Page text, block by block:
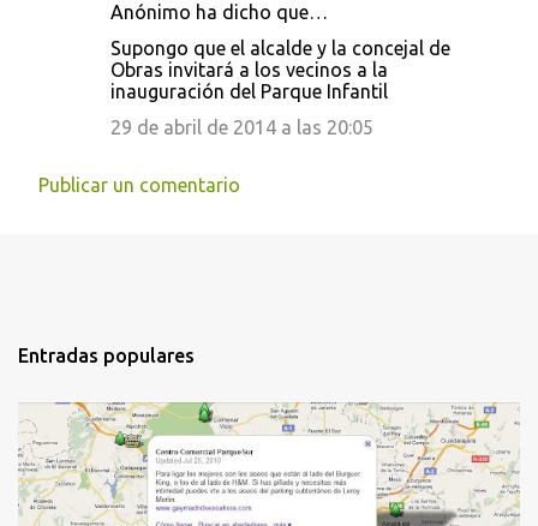
Anónimo ha dicho que…
Supongo que el alcalde y la concejal de
Obras invitará a los vecinos a la
inauguración del Parque Infantil
29 de abril de 2014 a las 20:05
Publicar un comentario
Entradas populares